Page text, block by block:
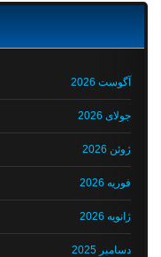
آگوست 2026
جولای 2026
ژوئن 2026
فوریه 2026
ژانویه 2026
دسامبر 2025